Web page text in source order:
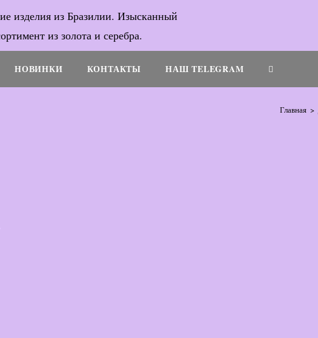
НОВИНКИ КОНТАКТЫ НАШ TELEGRAM
Главная >